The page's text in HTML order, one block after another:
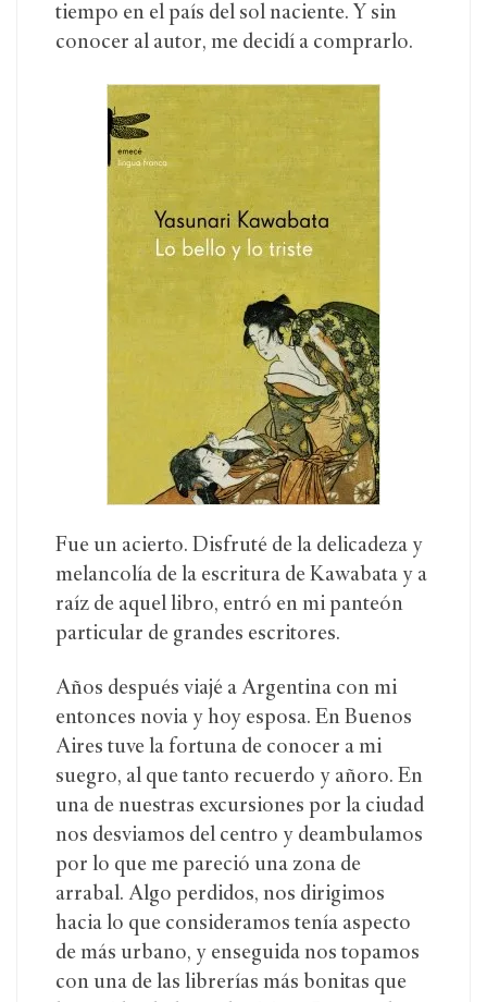
tiempo en el país del sol naciente. Y sin
conocer al autor, me decidí a comprarlo.
Fue un acierto. Disfruté de la delicadeza y
melancolía de la escritura de Kawabata y a
raíz de aquel libro, entró en mi panteón
particular de grandes escritores.
Años después viajé a Argentina con mi
entonces novia y hoy esposa. En Buenos
Aires tuve la fortuna de conocer a mi
suegro, al que tanto recuerdo y añoro. En
una de nuestras excursiones por la ciudad
nos desviamos del centro y deambulamos
por lo que me pareció una zona de
arrabal. Algo perdidos, nos dirigimos
hacia lo que consideramos tenía aspecto
de más urbano, y enseguida nos topamos
con una de las librerías más bonitas que